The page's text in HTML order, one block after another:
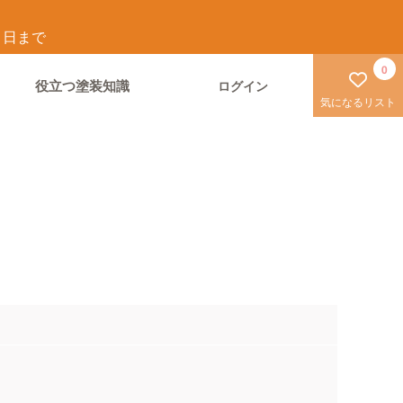
日まで
役立つ塗装知識 ログイン
気になるリスト
0